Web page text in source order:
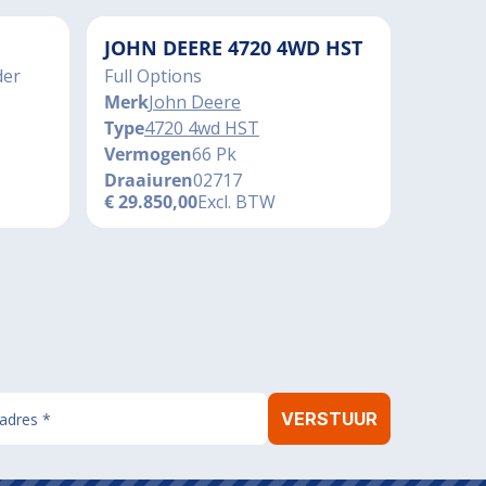
JOHN DEERE 4720 4WD HST
Full Options
MerkJohn Deere
Type4720 4wd HST
Vermogen66 Pk
Draaiuren02717
€29.850,00Excl. BTW